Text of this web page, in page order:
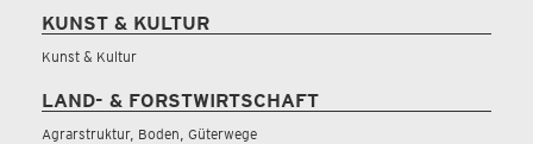
KUNST & KULTUR
Kunst & Kultur
LAND- & FORSTWIRTSCHAFT
Agrarstruktur, Boden, Güterwege